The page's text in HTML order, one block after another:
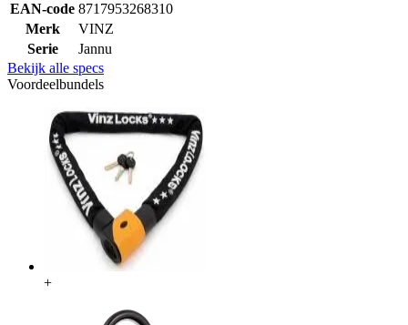
EAN-code 8717953268310
Merk
VINZ
Serie
Jannu
Bekijk alle specs
Voordeelbundels
+